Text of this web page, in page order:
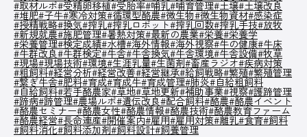
PICK UP/ オンライン展示場
皆さまの酪農経営に役立てる、さまざまなサー
ビスや商品を紹介しています。
オンラインのスポンサー出展ブースです。
記事一覧へ
#取材ルポ#受精卵移植#受胎率#哺乳#哺育管理#土壌#土壌改良
#堆肥#子牛#寒冷対策#循環型酪農#微生物#微生物資材#感染症
#授精戦略#換気#搾乳#搾乳ロボット#搾乳回数#搾乳手技#放牧
#新規就農#施肥管理#暑熱対策#最新の農業#栄養#栄養学
#栄養管理#検定成績#水槽#海外情報#海外視察#牛の健康#牛床
#牛群改良#牛群検定#牛舎#牛舎換気#牛舎環境#牛舎設備#牧草
#現場#現場技術#環境#生涯乳量#生菌剤#畜産ラジオ#疾病対策
#粗飼料#経営分析#経営改善#経営継承#給飼戦略#繁殖#繁殖管理
#繋ぎ牛舎#肥料#育成#育成牛#育成管理#肺炎#自給粗飼料
#自給飼料#若手酪農家#草地#草地更新#補助事業#視察#護蹄管理
#蹄病#蹄管理#農場ルポ#遺伝改良#配合飼料#酪農#酪農イベント
#酪農セミナー#酪農女性#酪農情報#酪農技術#酪農教育ファーム
#酪農経営#長命連産#開催案内#雇用#雇用対策#離乳#食育#飼料
#飼料消化#飼料添加剤#飼料設計#飼養管理